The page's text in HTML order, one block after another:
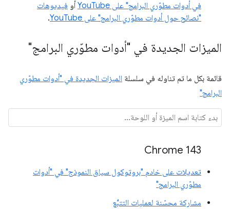
في أدوات مطوّري البرامج" على YouTube
أو فيديوهات
"نصائح حول أدوات مطوّري البرامج" على YouTube
.
الميزات الجديدة في "أدوات مطوّري البرامج"
قائمة بكل ما تم تناوله في سلسلة الميزات الجديدة في "أدوات مطوّري
البرامج"
Chrome 143
تعديلات على خادم "بروتوكول سياق النموذج" في "أدوات
مطوّري البرامج"
مشاركة محسّنة لعمليات التتبُّع